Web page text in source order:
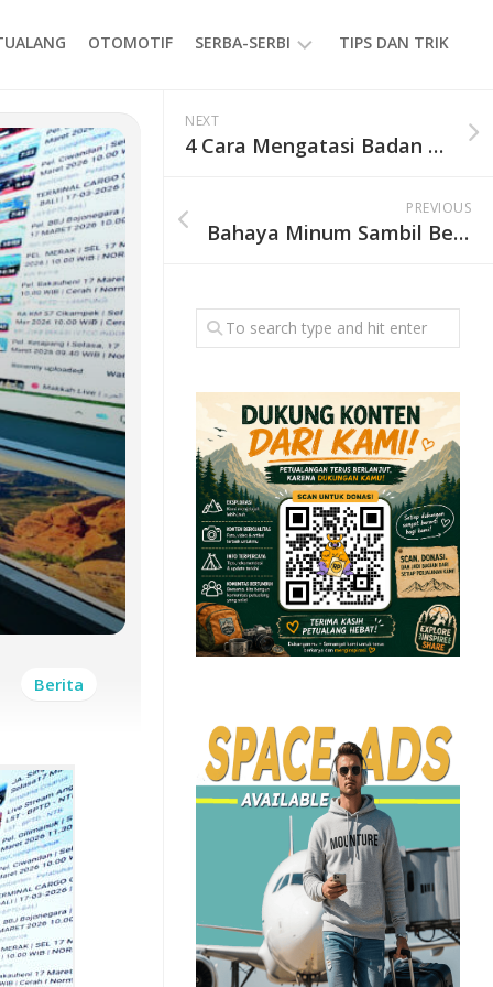
OTOMOTIF SERBA-SERBI
EVENT
GAYA
TIPS DAN TRIK
Berita
NEXT
4 Cara Mengatasi Badan Pegal Setelah Mendaki Gunung, Pendaki Wajib Tahu
PREVIOUS
Bahaya Minum Sambil Berdiri saat Mendaki Gunung, Ini Dampaknya bagi Tubuh